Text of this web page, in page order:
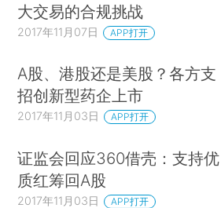
大交易的合规挑战
2017年11月07日 APP打开
A股、港股还是美股？各方支
招创新型药企上市
2017年11月03日 APP打开
证监会回应360借壳：支持优
质红筹回A股
2017年11月03日 APP打开